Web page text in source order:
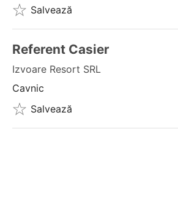
Salvează
Referent Casier
Izvoare Resort SRL
Cavnic
Salvează